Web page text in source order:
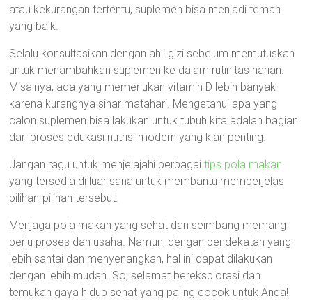
atau kekurangan tertentu, suplemen bisa menjadi teman
yang baik.
Selalu konsultasikan dengan ahli gizi sebelum memutuskan
untuk menambahkan suplemen ke dalam rutinitas harian.
Misalnya, ada yang memerlukan vitamin D lebih banyak
karena kurangnya sinar matahari. Mengetahui apa yang
calon suplemen bisa lakukan untuk tubuh kita adalah bagian
dari proses edukasi nutrisi modern yang kian penting.
Jangan ragu untuk menjelajahi berbagaitips pola makan
yang tersedia di luar sana untuk membantu memperjelas
pilihan-pilihan tersebut.
Menjaga pola makan yang sehat dan seimbang memang
perlu proses dan usaha. Namun, dengan pendekatan yang
lebih santai dan menyenangkan, hal ini dapat dilakukan
dengan lebih mudah. So, selamat bereksplorasi dan
temukan gaya hidup sehat yang paling cocok untuk Anda!